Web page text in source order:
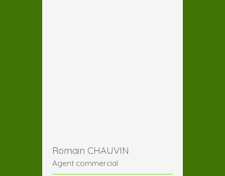
Romain CHAUVIN
Agent commercial